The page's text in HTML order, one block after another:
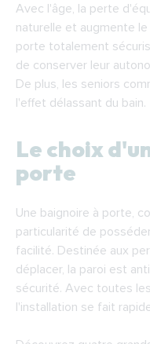
Avec l'âge, la perte
naturelle et augmente
porte totalement
de conserver leur
De plus, les seniors
l'effet délassant du bain.
Le choix
porte
Une baignoire à porte,
particularité de
facilité. Destinée aux
déplacer, la paroi est
sécurité. Avec toutes
l'installation se fait